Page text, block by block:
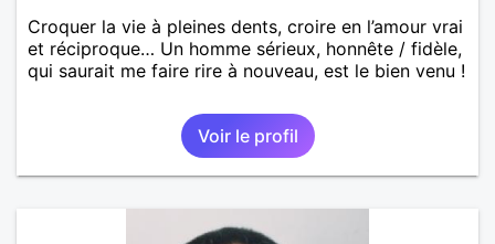
Croquer la vie à pleines dents, croire en l’amour vrai
et réciproque… Un homme sérieux, honnête / fidèle,
qui saurait me faire rire à nouveau, est le bien venu !
Voir le profil